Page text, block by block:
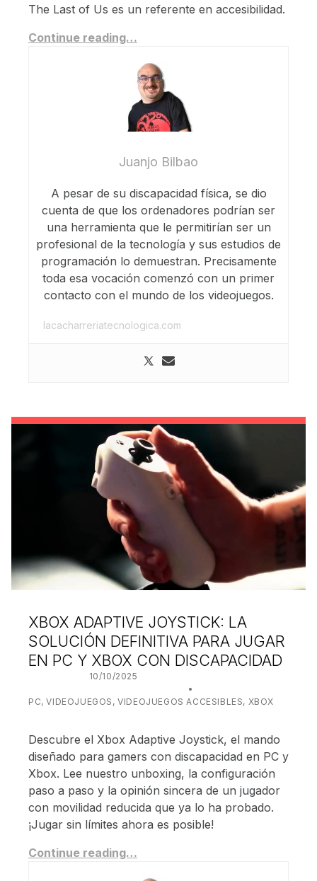
The Last of Us es un referente en accesibilidad.
Continue reading…
Juanjo Bilbao
A pesar de su discapacidad física, se dio
cuenta de que los ordenadores podrían ser
una herramienta que le permitirían ser un
profesional de la tecnología y sus estudios de
programación lo demuestran. Precisamente
toda esa vocación comenzó con un primer
contacto con el mundo de los videojuegos.
lacacharreriatecnologica.com
XBOX ADAPTIVE JOYSTICK: LA
SOLUCIÓN DEFINITIVA PARA JUGAR
EN PC Y XBOX CON DISCAPACIDAD
10/10/2025
PC,VIDEOJUEGOS ,VIDEOJUEGOS ACCESIBLES, XBOX
Descubre el Xbox Adaptive Joystick, el mando
diseñado para gamers con discapacidad en PC y
Xbox. Lee nuestro unboxing, la configuración
paso a paso y la opinión sincera de un jugador
con movilidad reducida que ya lo ha probado.
¡Jugar sin límites ahora es posible!
Continue reading…